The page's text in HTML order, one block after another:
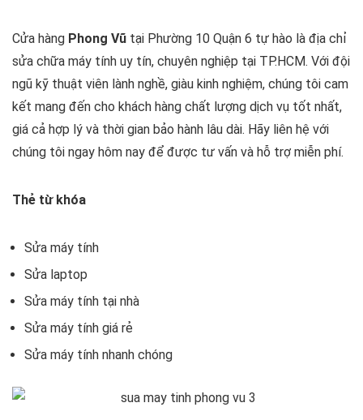
Cửa hàng Phong Vũ tại Phường 10 Quận 6 tự hào là địa chỉ
sửa chữa máy tính uy tín, chuyên nghiệp tại TP.HCM. Với đội
ngũ kỹ thuật viên lành nghề, giàu kinh nghiệm, chúng tôi cam
kết mang đến cho khách hàng chất lượng dịch vụ tốt nhất,
giá cả hợp lý và thời gian bảo hành lâu dài. Hãy liên hệ với
chúng tôi ngay hôm nay để được tư vấn và hỗ trợ miễn phí.
Thẻ từ khóa
Sửa máy tính
Sửa laptop
Sửa máy tính tại nhà
Sửa máy tính giá rẻ
Sửa máy tính nhanh chóng